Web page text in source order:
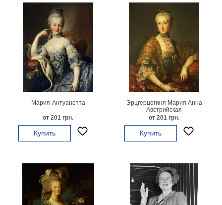
Мария-Антуанетта
от 201 грн.
Купить
Эрцгерцогиня Мария Анна
Австрийская
от 201 грн.
Купить